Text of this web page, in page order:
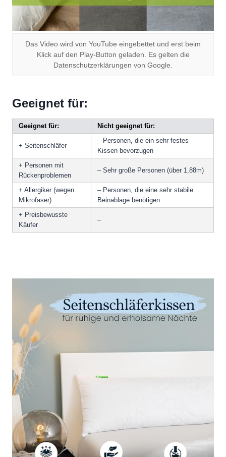
Das Video wird von YouTube eingebettet und erst beim
Klick auf den Play-Button geladen. Es gelten die
Datenschutzerklärungen von Google.
Geeignet für:
Geeignet für: Nicht geeignet für:
+ Seitenschläfer
– Personen, die ein sehr festes
Kissen bevorzugen
+ Personen mit
Rückenproblemen
– Sehr große Personen (über 1,88m)
+ Allergiker (wegen
Mikrofaser)
– Personen, die eine sehr stabile
Beinablage benötigen
+ Preisbewusste
Käufer
–